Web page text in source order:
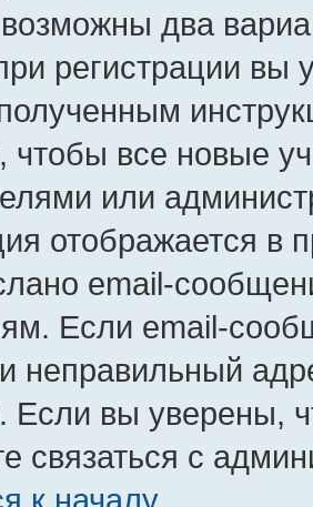
два
регистрации вы
чтобы все новые
или
отображается в
email-
Если email-
неправильный
Если вы уверены,
связаться с
к началу